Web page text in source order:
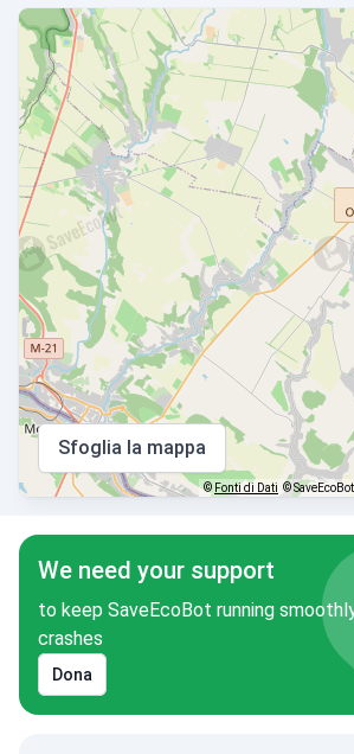
Sfoglia la mappa
© Fonti di Dati © SaveEcoBot
We need your support
to keep SaveEcoBot running
crashes
Dona